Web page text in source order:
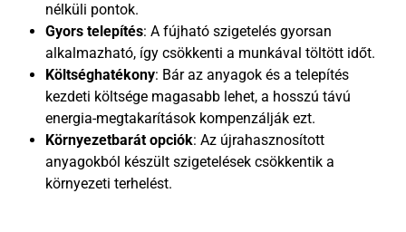
nélküli pontok.
Gyors telepítés: A fújható szigetelés gyorsan
alkalmazható, így csökkenti a munkával töltött időt.
Költséghatékony: Bár az anyagok és a telepítés
kezdeti költsége magasabb lehet, a hosszú távú
energia-megtakarítások kompenzálják ezt.
Környezetbarát opciók: Az újrahasznosított
anyagokból készült szigetelések csökkentik a
környezeti terhelést.